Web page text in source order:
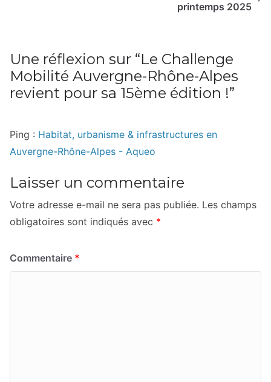
printemps 2025
Une réflexion sur “Le Challenge
Mobilité Auvergne-Rhône-Alpes
revient pour sa 15ème édition !”
Ping : Habitat, urbanisme & infrastructures en
Auvergne-Rhône-Alpes - Aqueo
Laisser un commentaire
Votre adresse e-mail ne sera pas publiée. Les champs
obligatoires sont indiqués avec *
Commentaire *